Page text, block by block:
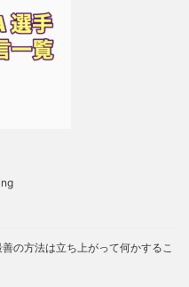
の方法は立ち上がって何かするこ